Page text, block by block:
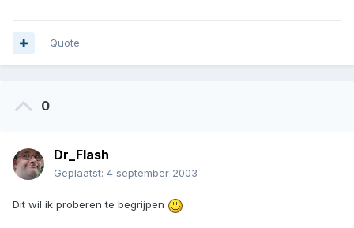
Quote
0
Dr_Flash
Geplaatst: 4 september 2003
Dit wil ik proberen te begrijpen